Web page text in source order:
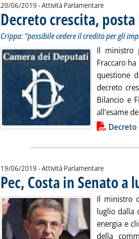
20/06/2019 - Attività Parlamentare
Decreto crescita,
Crippa: “possibile cedere il credito per gli
Il ministro
Fraccaro
questione
decreto
Bilancio e
all'esame
Lista allegati PDF alla notizia
Decreto
19/06/2019 - Attività Parlamentare
Pec, Costa in Senato a
Il ministro
luglio dalla
energia e
della